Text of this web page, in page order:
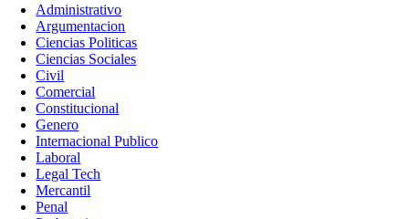
Administrativo
Argumentacion
Ciencias Politicas
Ciencias Sociales
Civil
Comercial
Constitucional
Genero
Internacional Publico
Laboral
Legal Tech
Mercantil
Penal